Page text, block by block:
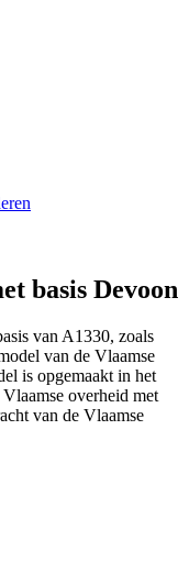
basis Devoon
van A1330, zoals
van de Vlaamse
is opgemaakt in het
overheid met
van de Vlaamse